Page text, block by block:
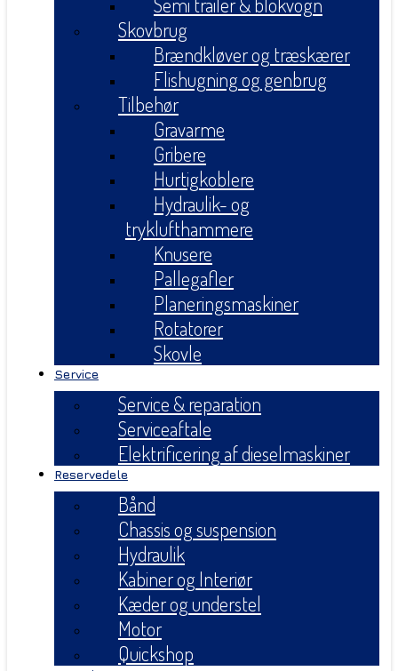
Skovbrug
Brændkløver og træskærer
Flishugning og genbrug
Tilbehør
Gravarme
Gribere
Hurtigkoblere
Hydraulik- og
tryklufthammere
Knusere
Pallegafler
Planeringsmaskiner
Rotatorer
Skovle
Service
Service & reparation
Serviceaftale
Elektrificering af dieselmaskiner
Reservedele
Bånd
Chassis og suspension
Hydraulik
Kabiner og Interiør
Kæder og understel
Motor
Quickshop